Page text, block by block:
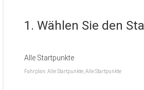
1. Wählen Sie den
Alle Startpunkte
Fahrplan: Alle Startpunkte, Alle Startpunkte